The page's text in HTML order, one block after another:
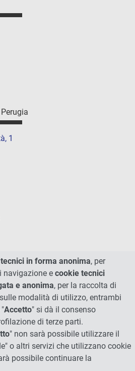
1
in forma anonima, per
navigazione e cookie tecnici
e anonima, per la raccolta di
modalità di utilizzo, entrambi
Accetto" si dà il consenso
di terze parti.
" non sarà possibile utilizzare il
o altri servizi che utilizzano cookie
possibile continuare la